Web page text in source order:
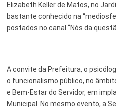
Saúde
Segurança Pública
Tecnologia e Inovação
Elizabeth Keller de Matos, no
bastante conhecido na
postados no canal “Nós da
A convite da Prefeitura, o
o funcionalismo público, no
e Bem-Estar do Servidor, em
Municipal. No mesmo evento, a